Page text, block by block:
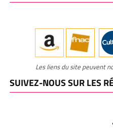
Les liens du site peuvent
SUIVEZ-NOUS SUR LES